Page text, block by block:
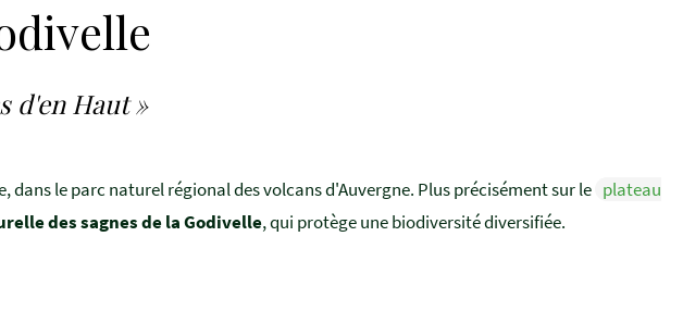
d'en Haut »
dans le parc naturel régional des volcans d'Auvergne. Plus précisément sur le plateau
des sagnes de la Godivelle, qui protège une biodiversité diversifiée.